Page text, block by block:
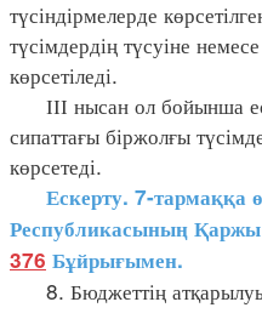
түсіндірмелерде
түсімдердің түсуіне
көрсетіледі.
ІІІ нысан ол бойынша
сипаттағы біржолғы
көрсетеді.
Ескерту. 7-тармаққа
Республикасының Қаржы
376 Бұйрығымен.
8. Бюджеттің атқарылуы